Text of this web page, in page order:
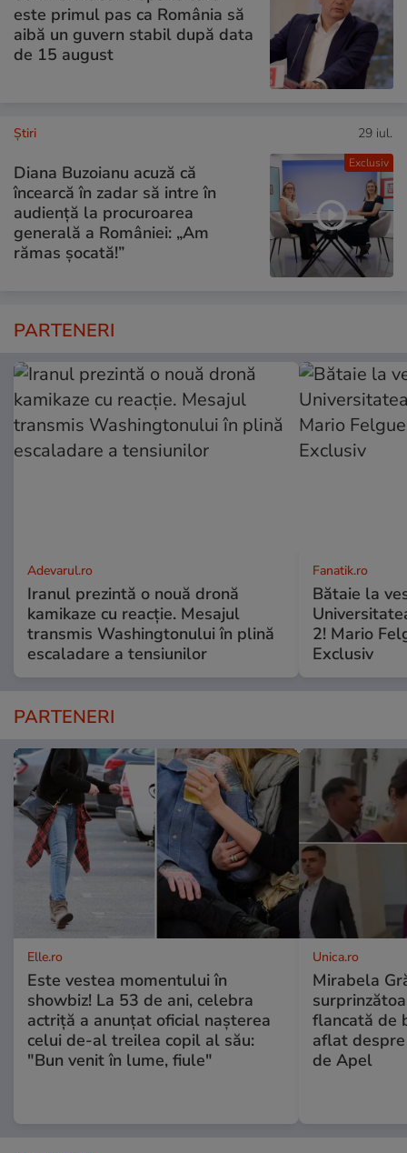
este primul pas ca România să
aibă un guvern stabil după data
de 15 august
Exclusiv
Ştiri 29 iul.
Diana Buzoianu acuză că
încearcă în zadar să intre în
audiență la procuroarea
generală a României: „Am
rămas șocată!”
PARTENERI
Adevarul.ro
Iranul prezintă o nouă dronă
kamikaze cu reacție. Mesajul
transmis Washingtonului în plină
escaladare a tensiunilor
Fanatik.ro
Bătaie la
2! Mario
Exclusiv
PARTENERI
Elle.ro
Este vestea momentului în
showbiz! La 53 de ani, celebra
actriță a anunțat oficial nașterea
celui de-al treilea copil al său:
"Bun venit în lume, fiule"
Unica.ro
Mirabela
flancată de
aflat
de Apel